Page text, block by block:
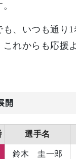
も、いつも通り
れからも応援
開
選手名
鈴木 圭一郎